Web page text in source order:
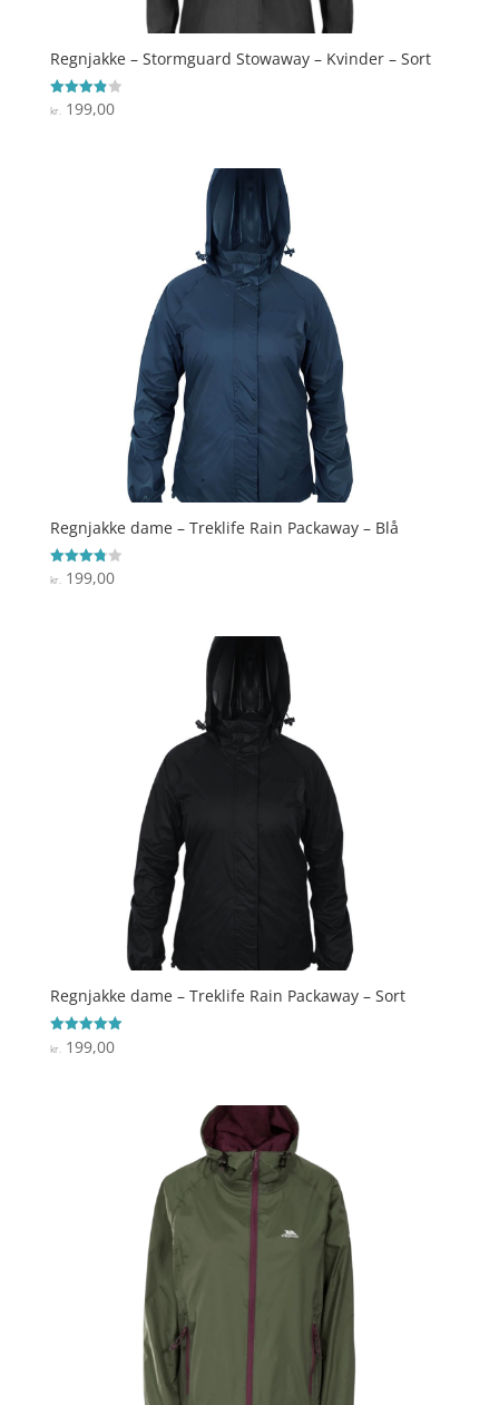
Regnjakke – Stormguard Stowaway – Kvinder – Sort
Vurderet
3.9
kr.199,00
Regnjakke dame – Treklife Rain Packaway – Blå
Vurderet
3.8
kr.199,00
Regnjakke dame – Treklife Rain Packaway – Sort
Vurderet
5
kr.199,00